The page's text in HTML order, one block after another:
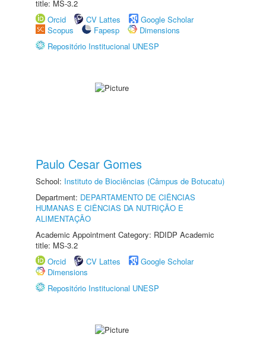
title: MS-3.2
Orcid
CV Lattes
Google Scholar
Scopus
Fapesp
Dimensions
Repositório Institucional UNESP
Paulo Cesar Gomes
School: Instituto de Biociências (Câmpus de Botucatu)
Department: DEPARTAMENTO DE CIÊNCIAS
HUMANAS E CIÊNCIAS DA NUTRIÇÃO E
ALIMENTAÇÃO
Academic Appointment Category: RDIDP Academic
title: MS-3.2
Orcid
CV Lattes
Google Scholar
Dimensions
Repositório Institucional UNESP